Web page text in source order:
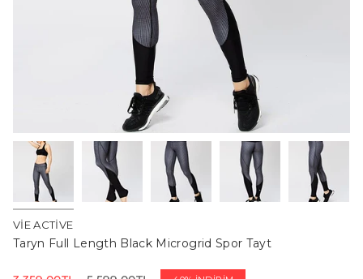
VIE ACTIVE
Taryn Full Length Black Microgrid Spor Tayt